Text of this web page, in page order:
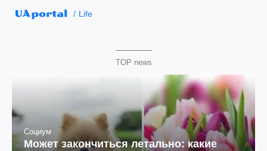
Life
TOP news
Социум
Может закончиться летально: какие